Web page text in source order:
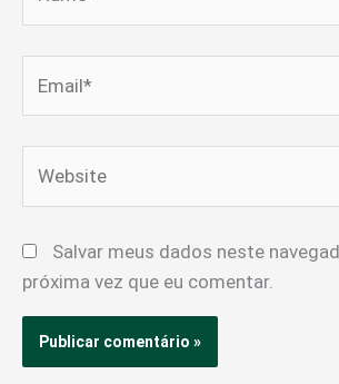
Salvar meus dados neste
próxima vez que eu comentar.